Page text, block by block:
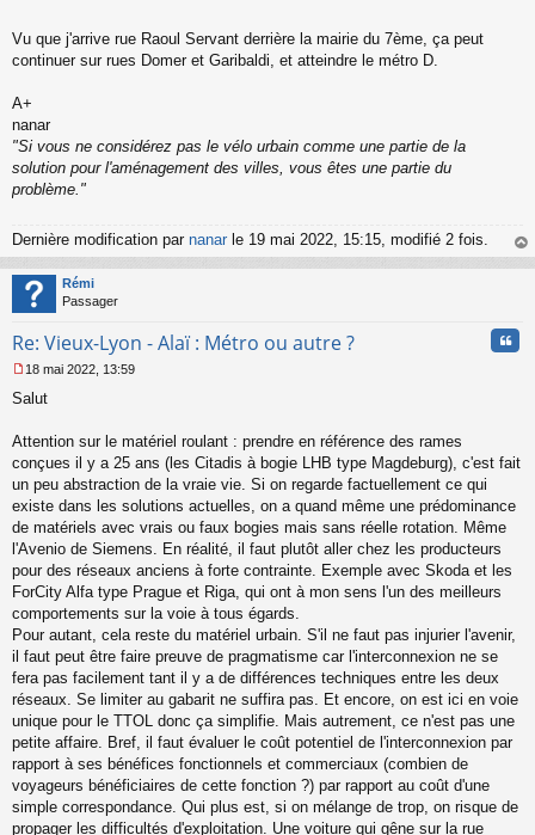
Vu que j'arrive rue Raoul Servant derrière la mairie du 7ème, ça peut
continuer sur rues Domer et Garibaldi, et atteindre le métro D.
A+
nanar
"Si vous ne considérez pas le vélo urbain comme une partie de la
solution pour l'aménagement des villes, vous êtes une partie du
problème."
Dernière modification par nanar le 19 mai 2022, 15:15, modifié 2 fois.
au
Rémi
Passager
Re: Vieux-Lyon - Alaï : Métro ou autre ?
e
s
g
e
n
o
n
u
18 mai 2022, 13:59
Salut
Attention sur le matériel roulant : prendre en référence des rames
conçues il y a 25 ans (les Citadis à bogie LHB type Magdeburg), c'est fait
un peu abstraction de la vraie vie. Si on regarde factuellement ce qui
existe dans les solutions actuelles, on a quand même une prédominance
de matériels avec vrais ou faux bogies mais sans réelle rotation. Même
l'Avenio de Siemens. En réalité, il faut plutôt aller chez les producteurs
pour des réseaux anciens à forte contrainte. Exemple avec Skoda et les
ForCity Alfa type Prague et Riga, qui ont à mon sens l'un des meilleurs
comportements sur la voie à tous égards.
Pour autant, cela reste du matériel urbain. S'il ne faut pas injurier l'avenir,
il faut peut être faire preuve de pragmatisme car l'interconnexion ne se
fera pas facilement tant il y a de différences techniques entre les deux
réseaux. Se limiter au gabarit ne suffira pas. Et encore, on est ici en voie
unique pour le TTOL donc ça simplifie. Mais autrement, ce n'est pas une
petite affaire. Bref, il faut évaluer le coût potentiel de l'interconnexion par
rapport à ses bénéfices fonctionnels et commerciaux (combien de
voyageurs bénéficiaires de cette fonction ?) par rapport au coût d'une
simple correspondance. Qui plus est, si on mélange de trop, on risque de
propager les difficultés d'exploitation. Une voiture qui gêne sur la rue